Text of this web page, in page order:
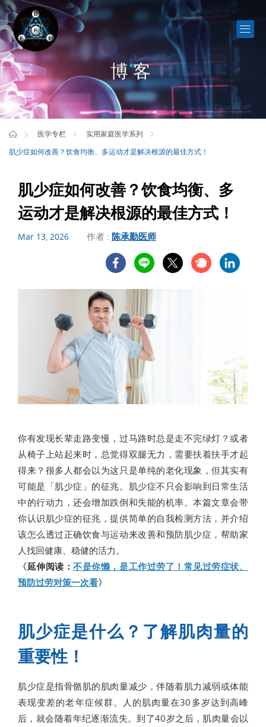
博客
医学专栏
实用家庭医学系列
肌少症如何改善？饮食均衡、多运动才是解决根源的最佳方式！
肌少症如何改善？饮食均衡、多
运动才是解决根源的最佳方式！
Mar 13, 2026 作者 : 陈承勤医师
你有发现长辈走路变慢，过马路时总是走不完绿灯？或者
从椅子上站起来时，总觉得双腿无力，需要扶着扶手才起
得来？很多人都会以为这只是单纯的老化现象，但其实有
可能是「肌少症」的征兆。肌少症不只会影响到日常生活
中的行动力，还会增加跌倒和失能的机率。本篇文章会带
你认识肌少症的征兆，提供简单的自我检测方法，并介绍
该怎么透过正确饮食与运动来改善和预防肌少症，帮助家
人找回健康、稳健的活力。
〈延伸阅读：不是你懒，是工作过劳了！常见过劳症状、
预防过劳对策一次看〉
肌少症是什么？了解肌肉量的
重要性！
肌少症是指骨骼肌的肌肉量减少，伴随着肌力减弱或体能
表现变差的老年症候群。人的肌肉量在30多岁达到高峰
后，就会随着年纪逐渐流失。到了40岁之后，肌肉量会以